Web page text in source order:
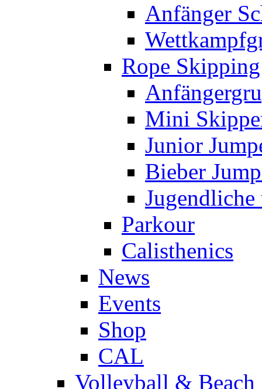
Anfänger
Rope Skipping
Mini
Junior
Bieber
Jugendliche
Parkour
Calisthenics
News
Events
Shop
CAL
Volleyball & Beach